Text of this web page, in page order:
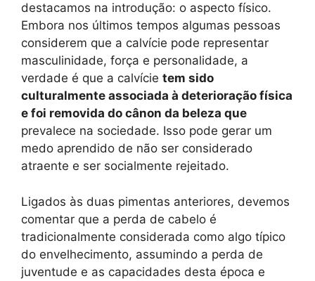
destacamos na introdução: o aspecto físico.
Embora nos últimos tempos algumas pessoas
considerem que a calvície pode representar
masculinidade, força e personalidade, a
verdade é que a calvície tem sido
culturalmente associada à deterioração física
e foi removida do cânon da beleza que
prevalece na sociedade. Isso pode gerar um
medo aprendido de não ser considerado
atraente e ser socialmente rejeitado.
Ligados às duas pimentas anteriores, devemos
comentar que a perda de cabelo é
tradicionalmente considerada como algo típico
do envelhecimento, assumindo a perda de
juventude e as capacidades desta época e